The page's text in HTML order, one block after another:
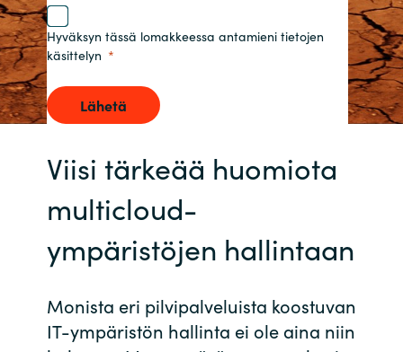
Oman
Portugal
Qatar
Romania
Serbia
Hyväksyn tässä lomakkeessa antamieni tietojen
käsittelyn
Lähetä
Viisi tärkeää huomiota
multicloud-
ympäristöjen hallintaan
Monista eri pilvipalveluista koostuvan
IT-ympäristön hallinta ei ole aina niin